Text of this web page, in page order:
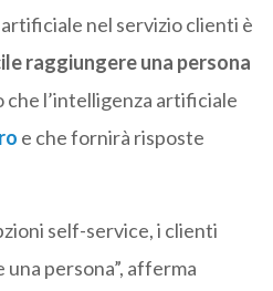
nel servizio clienti è
raggiungere una persona
l’intelligenza artificiale
e che fornirà risposte
self-service, i clienti
persona”, afferma